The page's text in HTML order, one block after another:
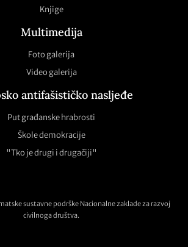
Knjige
Multimedija
Foto galerija
Video galerija
antifašističko nasljeđe
Put građanske hrabrosti
Škole demokracije
"Tko je drugi i drugačiji"
sustavne podrške Nacionalne zaklade za razvoj
civilnoga društva.